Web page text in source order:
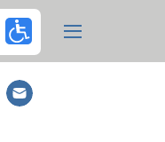
E-
mail
подписка